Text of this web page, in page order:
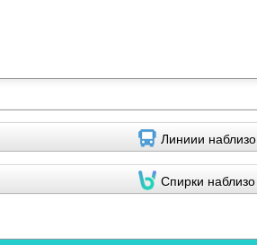
Линиии наблизо
Спирки наблизо